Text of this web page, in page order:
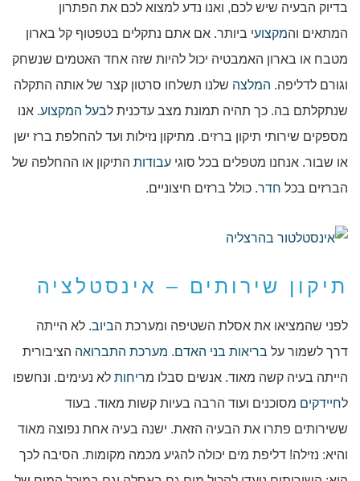
בדיוק הבעיה שיש לכם, ואנו נדע למצוא לכם את הפתרון
המתאים והמקצועי ביותר. אם אתם נתקלים בטפטוף קל בארון
מטבח או בארון האמבטיה יכול להיות שזה אחד האטמים שנשחק
וגורם לדליפה. המלצה שלנו תשלחו סרטון קצר של אותה התקלה
שנתקלתם בה. כך תהיה תמונת מצב עדכנית לבעל המקצוע. אנו
מספקים שירותי תיקון ברזים. מתיקון נזילות ועד להחלפת ברז ישן
או שבור. אנחנו מטפלים בכל סוגי עבודות התיקון או ההחלפה של
הברזים בכל חדר. כולל ברזים חיצוניים.
תיקון שירותים – אינסטלציה
לפני שהמציאו את אסלת השטיפה ומערכת הביוב. לא הייתה
דרך לשמור על בריאות בני האדם. מערכת התברואה הציבורית
הייתה בעיה קשה מאוד. אנשים סבלו מריחות לא נעימים. ונחשפו
לחיידקים מסוכנים ועוד הרבה בעיות קשות מאוד. בעוד
ששירותים פתרו את הבעיה הזאת. ישנה בעיה אחת נפוצה מאוד
והיא: נזילה! דליפת מים יכולה להגיע מכמה מקומות. הסיבה לכך